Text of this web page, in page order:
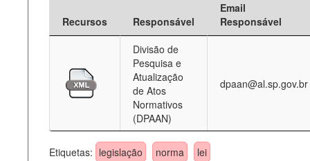
Recursos Responsável
Email
Responsável
Divisão de
Pesquisa e
Atualização
de Atos
Normativos
(DPAAN)
dpaan@al.sp.gov.br
Etiquetas: legislação norma lei